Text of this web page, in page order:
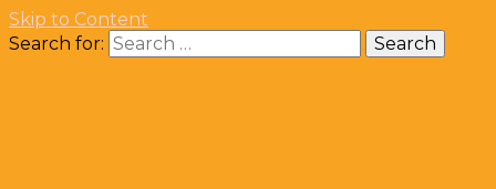
Skip to Content
Search for: